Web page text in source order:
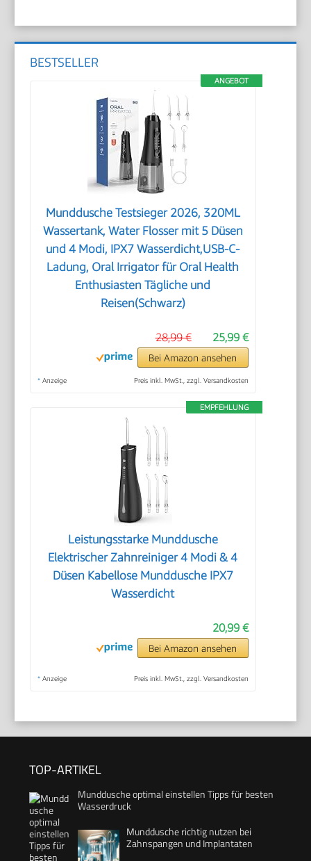
BESTSELLER
ANGEBOT
Munddusche Testsieger 2026, 320ML
Wassertank, Water Flosser mit 5 Düsen
und 4 Modi, IPX7 Wasserdicht,USB-C-
Ladung, Oral Irrigator für Oral Health
Enthusiasten Tägliche und
Reisen(Schwarz)
25,99 €
28,99 €
Bei Amazon ansehen
* Anzeige Preis inkl. MwSt., zzgl. Versandkosten
EMPFEHLUNG
Leistungsstarke Munddusche
Elektrischer Zahnreiniger 4 Modi & 4
Düsen Kabellose Munddusche IPX7
Wasserdicht
20,99 €
Bei Amazon ansehen
* Anzeige Preis inkl. MwSt., zzgl. Versandkosten
TOP-ARTIKEL
Munddusche optimal einstellen Tipps für besten
Wasserdruck
Munddusche richtig nutzen bei
Zahnspangen und Implantaten